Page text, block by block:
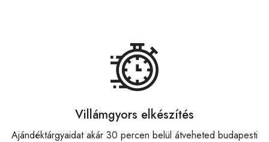
Villámgyors elkészítés
Ajándéktárgyaidat akár 30 percen belül átveheted budapesti